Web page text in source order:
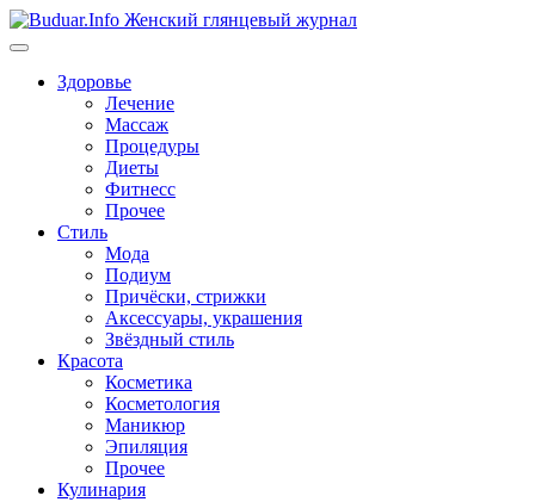
Перейти
к
Здоровье
Лечение
Массаж
Процедуры
Диеты
Фитнесс
Прочее
Стиль
Мода
Подиум
Причёски, стрижки
Аксессуары, украшения
Звёздный стиль
Красота
Косметика
Косметология
Маникюр
Эпиляция
Прочее
Кулинария